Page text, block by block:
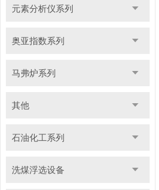
元素分析仪系列
奥亚指数系列
马弗炉系列
其他
石油化工系列
洗煤浮选设备